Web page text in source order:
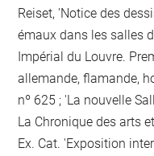
Reiset, 'Notice des
émaux dans les salles
Impérial du Louvre.
allemande, flamande,
nº 625 ; 'La nouvelle
La Chronique des arts
Ex. Cat. 'Exposition